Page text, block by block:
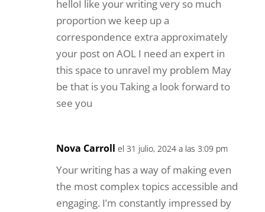
helloI like your writing very so much
proportion we keep up a
correspondence extra approximately
your post on AOL I need an expert in
this space to unravel my problem May
be that is you Taking a look forward to
see you
Nova Carroll el 31 julio, 2024 a las 3:09 pm
Your writing has a way of making even
the most complex topics accessible and
engaging. I’m constantly impressed by